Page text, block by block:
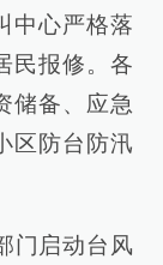
中心严格落
民报修。各
储备、应急
区防台防汛
门启动台风